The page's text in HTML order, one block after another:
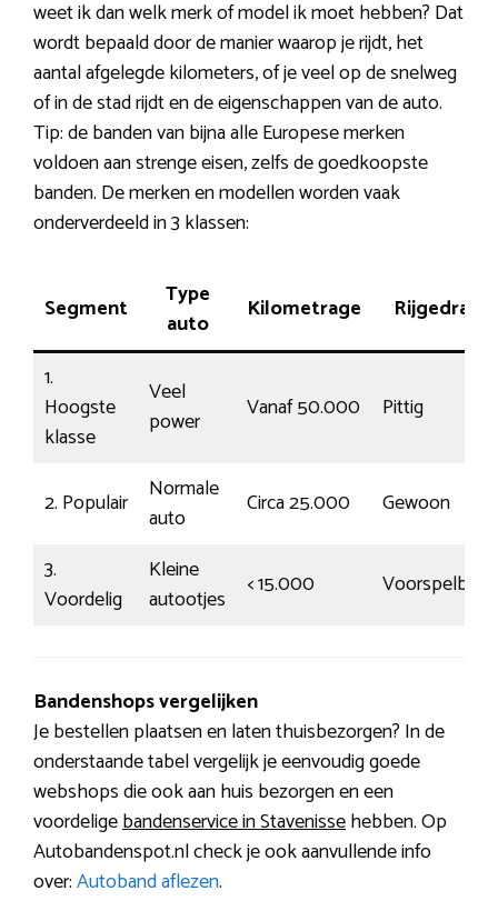
weet ik dan welk merk of model ik moet hebben? Dat
wordt bepaald door de manier waarop je rijdt, het
aantal afgelegde kilometers, of je veel op de snelweg
of in de stad rijdt en de eigenschappen van de auto.
Tip: de banden van bijna alle Europese merken
voldoen aan strenge eisen, zelfs de goedkoopste
banden. De merken en modellen worden vaak
onderverdeeld in 3 klassen:
Segment
Type
auto
Kilometrage Rijgedrag
1.
Hoogste
klasse
Veel
power
Vanaf 50.000 Pittig
2. Populair
Normale
auto
Circa 25.000
Gewoon
3.
Voordelig
Kleine
autootjes
< 15.000 Voorspelbaar
Bandenshops vergelijken
Je bestellen plaatsen en laten thuisbezorgen? In de
onderstaande tabel vergelijk je eenvoudig goede
webshops die ook aan huis bezorgen en een
voordeligebandenservice in Stavenissehebben. Op
Autobandenspot.nl check je ook aanvullende info
over:Autoband aflezen.